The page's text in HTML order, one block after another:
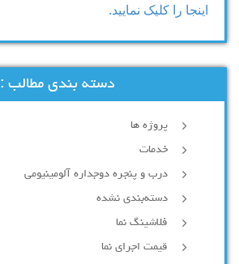
اینجا را کلیک نمایید.
دسته بندی مطالب :
پروژه ها
خدمات
درب و پنجره دوجداره آلومینیومی
دسته‌بندی نشده
فلاشینگ نما
قیمت اجرای نما